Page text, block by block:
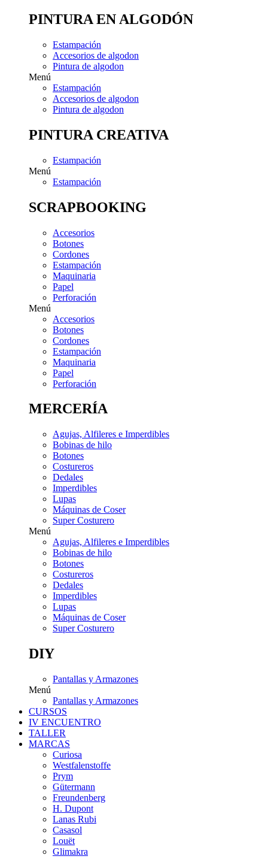
PINTURA EN ALGODÓN
Estampación
Accesorios de algodon
Pintura de algodon
Menú
Estampación
Accesorios de algodon
Pintura de algodon
PINTURA CREATIVA
Estampación
Menú
Estampación
SCRAPBOOKING
Accesorios
Botones
Cordones
Estampación
Maquinaria
Papel
Perforación
Menú
Accesorios
Botones
Cordones
Estampación
Maquinaria
Papel
Perforación
MERCERÍA
Agujas, Alfileres e Imperdibles
Bobinas de hilo
Botones
Costureros
Dedales
Imperdibles
Lupas
Máquinas de Coser
Super Costurero
Menú
Agujas, Alfileres e Imperdibles
Bobinas de hilo
Botones
Costureros
Dedales
Imperdibles
Lupas
Máquinas de Coser
Super Costurero
DIY
Pantallas y Armazones
Menú
Pantallas y Armazones
CURSOS
IV ENCUENTRO
TALLER
MARCAS
Curiosa
Westfalenstoffe
Prym
Gütermann
Freundenberg
H. Dupont
Lanas Rubi
Casasol
Louët
Glimakra